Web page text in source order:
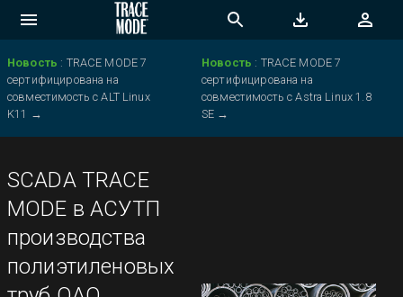
Новость : TRACE MODE 7
сертифицирована на
совместимость с ALT Linux
K11 →
Новость : TRACE MODE 7
сертифицирована на
совместимость с Astra Linux 1.8
SE →
SCADA TRACE
MODE в АСУТП
производства
полиэтиленовых